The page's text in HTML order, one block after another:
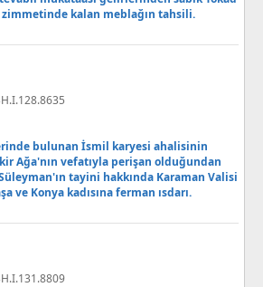
zimmetinde kalan meblağın tahsili.
bulunan İsmil karyesi ahalisinin
Ağa'nın vefatıyla perişan olduğundan
tayini hakkında Karaman Valisi
ve Konya kadısına ferman ısdarı.